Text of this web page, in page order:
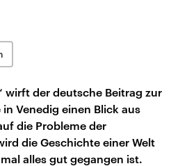
wirft der deutsche Beitrag zur
Venedig einen Blick aus
die Probleme der
die Geschichte einer Welt
alles gut gegangen ist.